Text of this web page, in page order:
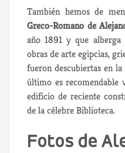
También hemos de
Greco-Romano de
año 1891 y que alberga
obras de arte egipcias,
fueron descubiertas en
último es recomendable
edificio de reciente
de la célebre Biblioteca.
Fotos de